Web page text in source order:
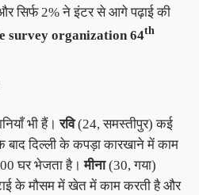
सिर्फ 2% ने इंटर से आगे पढ़ाई की
survey organization 64th
भी हैं।रवि(24, समस्तीपुर) कई
दिल्ली के कपड़ा कारखाने में काम
घर भेजता है।मीना(30, गया)
के मौसम में खेत में काम करती है और